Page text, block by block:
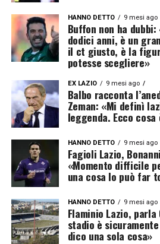
HANNO DETTO 9 mesi ago
Buffon non ha
dodici anni, è un
il ct giusto, è la
potesse scegliere»
EX LAZIO 9 mesi ago
Balbo racconta
Zeman: «Mi definì
leggenda. Ecco
HANNO DETTO 9 mesi ago
Fagioli Lazio,
«Momento difficile
una cosa lo può far
HANNO DETTO 9 mesi ago
Flaminio Lazio,
stadio è
dico una sola cosa»